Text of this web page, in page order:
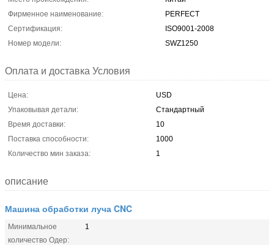
Фирменное наименование:
PERFECT
Сертификация:
ISO9001-2008
Номер модели:
SWZ1250
Оплата и доставка Условия
Цена:
USD
Упаковывая детали:
Стандартный
Время доставки:
10
Поставка способности:
1000
Количество мин заказа:
1
описание
Машина обработки луча CNC
Минимальное
количество Одер:
1